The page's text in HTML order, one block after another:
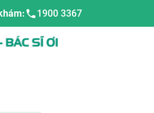
1900 3367